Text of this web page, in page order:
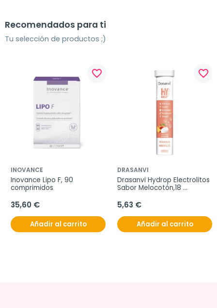
Recomendados para ti
Tu selección de productos ;)
favorite_border
INOVANCE
Inovance Lipo F, 90
comprimidos
35,60 €
Añadir al carrito
favorite_border
DRASANVI
Drasanvi Hydrop Electrolitos
Sabor Melocotón,18
5,63 €
Añadir al carrito